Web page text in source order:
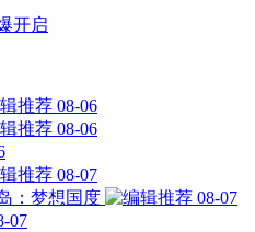
开启
08-06
08-06
08-07
：梦想国度
08-07
07